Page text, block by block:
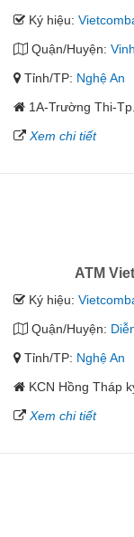
Ký hiệu:
Quận/Huyện: Vinh
Tỉnh/TP: Nghệ An
1A-Trường Thi-
Xem chi tiết
ATM
Ký hiệu:
Quận/Huyện:
Tỉnh/TP: Nghệ An
KCN Hồng Tháp
Xem chi tiết